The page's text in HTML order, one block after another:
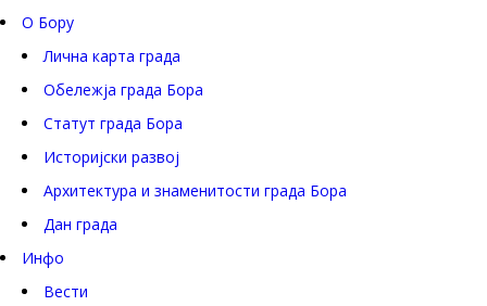
О Бору
Лична карта града
Обележја града Бора
Статут града Бора
Историјски развој
Архитектура и знаменитости града Бора
Дан града
Инфо
Вести